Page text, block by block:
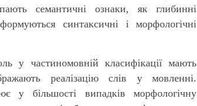
семантичні ознаки, як глибинні
синтаксичні і морфологічні
у частиномовній класифікації мають
реалізацію слів у мовленні.
у більшості випадків морфологічну